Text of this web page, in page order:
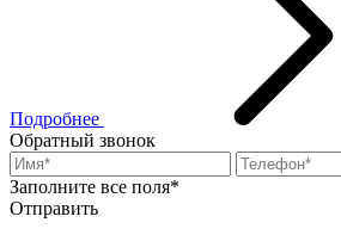
Подробнее
Обратный звонок
Заполните все поля*
Отправить